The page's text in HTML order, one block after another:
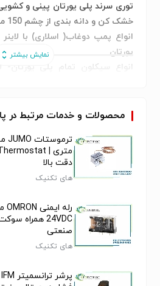
توری سرند پلی یورتان پینی و
خشک کن و دانه بندی از چشم 150 میکرون به بالا
انواع پمپ دوغاب( اسلاری) با
یورتان
انواع سیکلون تمام پلی یورتان-
ضدخوردگی پلی یورتان
چرخ پلی یورتان
دستگاه خشک کن
توری سرند خشک کن
پنل سرند
سگمنت
سگمنت سرند
مش سرند
مش خشک کن
محصولات و خدمات مرتبط در
دقت بالا
های تکنیک
صنعتی
های تکنیک